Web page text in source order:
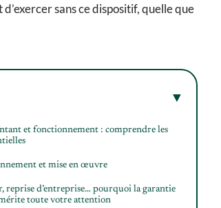
sans ce dispositif, quelle que
et fonctionnement : comprendre les
et mise en œuvre
reprise d’entreprise… pourquoi la garantie
toute votre attention